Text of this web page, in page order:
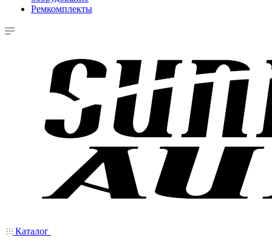
Ремкомплекты
Каталог